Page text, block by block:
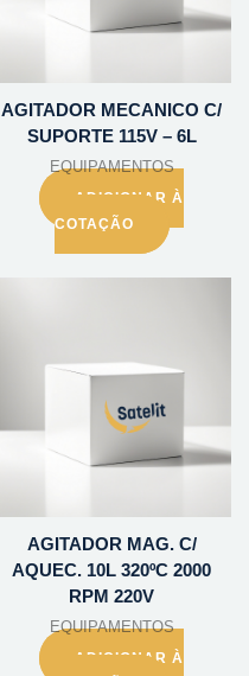
AGITADOR MECANICO C/
SUPORTE 115V – 6L
EQUIPAMENTOS
ADICIONAR À
COTAÇÃO
AGITADOR MAG. C/
AQUEC. 10L 320ºC 2000
RPM 220V
EQUIPAMENTOS
ADICIONAR À